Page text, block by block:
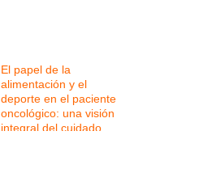
El papel de la
alimentación y el
deporte en el paciente
oncológico: una visión
integral del cuidado